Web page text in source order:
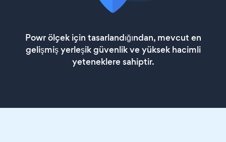
Powr ölçek için tasarlandığından, mevcut en
gelişmiş yerleşik güvenlik ve yüksek hacimli
yeteneklere sahiptir.